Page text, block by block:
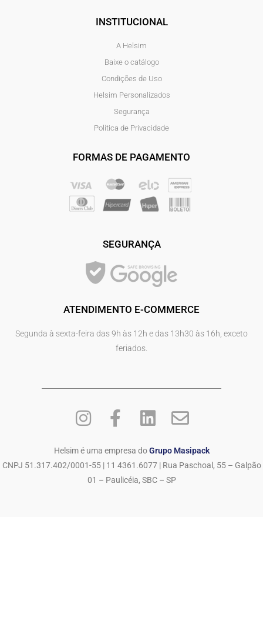
INSTITUCIONAL
A Helsim
Baixe o catálogo
Condições de Uso
Helsim Personalizados
Segurança
Política de Privacidade
FORMAS DE PAGAMENTO
SEGURANÇA
ATENDIMENTO E-COMMERCE
Segunda à sexta-feira das 9h às 12h e das 13h30 às 16h, exceto
feriados.
Helsim é uma empresa doGrupo Masipack
CNPJ 51.317.402/0001-55 | 11 4361.6077 | Rua Paschoal, 55 – Galpão
01 – Paulicéia, SBC – SP